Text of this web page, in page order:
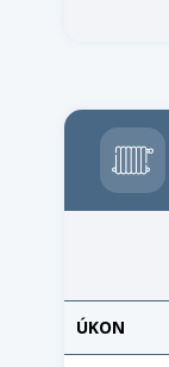
ÚKON